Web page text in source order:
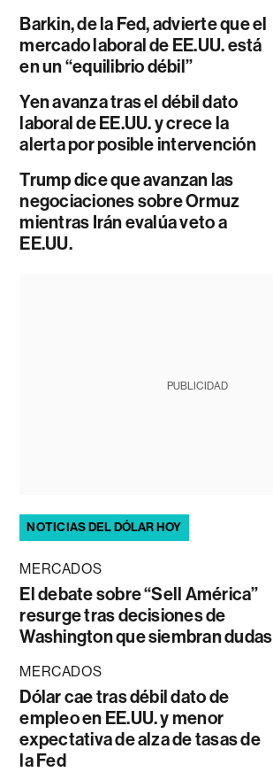
Barkin, de la Fed, advierte que el
mercado laboral de EE.UU. está
en un “equilibrio débil”
Yen avanza tras el débil dato
laboral de EE.UU. y crece la
alerta por posible intervención
Trump dice que avanzan las
negociaciones sobre Ormuz
mientras Irán evalúa veto a
EE.UU.
PUBLICIDAD
NOTICIAS DEL DÓLAR HOY
MERCADOS
El debate sobre “Sell América”
resurge tras decisiones de
Washington que siembran dudas
MERCADOS
Dólar cae tras débil dato de
empleo en EE.UU. y menor
expectativa de alza de tasas de
la Fed